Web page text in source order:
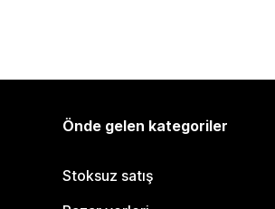
Önde gelen kategoriler
Stoksuz satış